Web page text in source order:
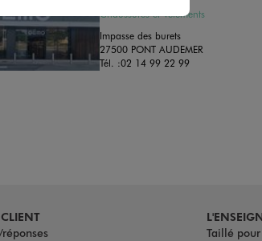
Chaussures et Vêtements
Impasse des burets
27500 PONT AUDEMER
Tél. :02 14 99 22 99
Taillé